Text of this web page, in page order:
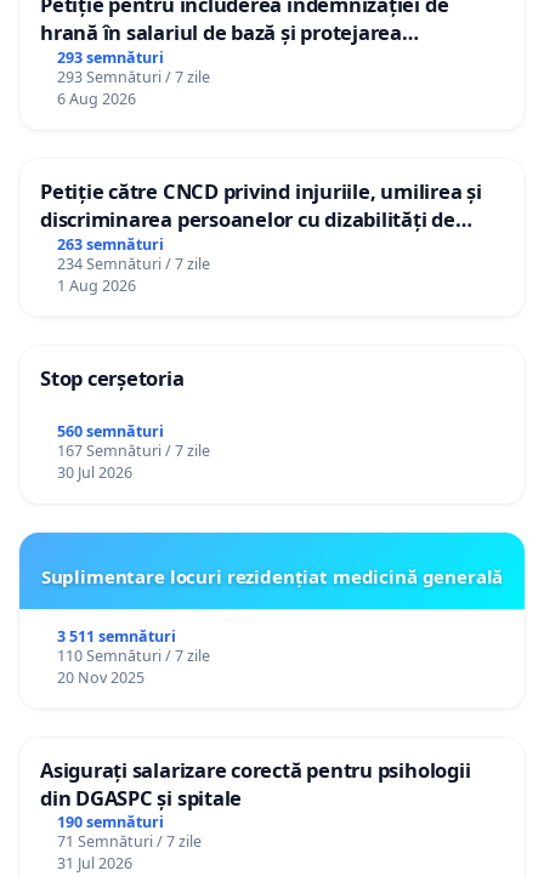
hrană în salariul de bază și protejarea
gradațiilor de vechime pentru asistenții
personali
293 semnături
293 Semnături / 7 zile
6 Aug 2026
Petiție către CNCD privind injuriile, umilirea și
discriminarea persoanelor cu dizabilități de
către utilizatorul TikTok „Gorici”
263 semnături
234 Semnături / 7 zile
1 Aug 2026
Stop cerșetoria
560 semnături
167 Semnături / 7 zile
30 Jul 2026
Suplimentare locuri rezidențiat medicină generală
3 511 semnături
110 Semnături / 7 zile
20 Nov 2025
Asigurați salarizare corectă pentru psihologii
din DGASPC și spitale
190 semnături
71 Semnături / 7 zile
31 Jul 2026